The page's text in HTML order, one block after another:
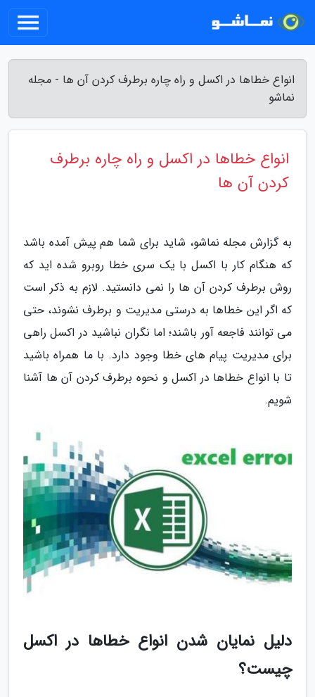
انواع خطاها در اکسل و راه چاره برطرف کردن آن ها - مجله
نماشو
انواع خطاها در اکسل و راه چاره برطرف
کردن آن ها
به گزارش مجله نماشو، شاید برای شما هم پیش آمده باشد
که هنگام کار با اکسل با یک سری خطا روبرو شده اید که
روش برطرف کردن آن ها را نمی دانستید. لازم به ذکر است
که اگر این خطاها به درستی مدیریت و برطرف نشوند، حتی
می توانند فاجعه آور باشند؛ اما نگران نباشید در اکسل راهی
برای مدیریت پیام های خطا وجود دارد. با ما همراه باشید
تا با انواع خطاها در اکسل و نحوه برطرف کردن آن ها آشنا
شویم.
دلیل نمایان شدن انواع خطاها در اکسل
چیست؟